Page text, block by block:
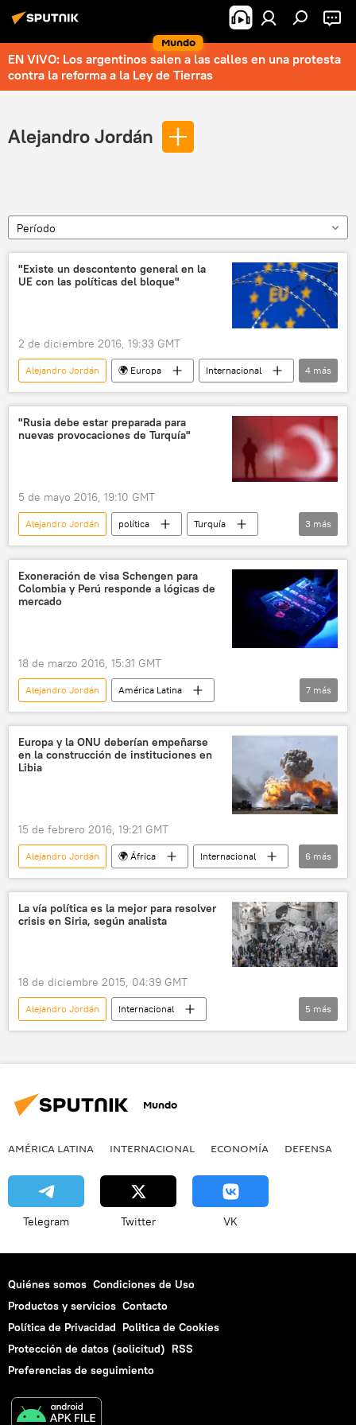
Mundo
EN VIVO: Los argentinos salen a las calles en una protesta
contra la reforma a la Ley de Tierras
Alejandro Jordán
Período
"Existe un descontento general en la
UE con las políticas del bloque"
2 de diciembre 2016, 19:33 GMT
Alejandro Jordán 🌍 Europa
Internacional
política
referéndum
Unión Europea (UE)
noticias
4 más
"Rusia debe estar preparada para
nuevas provocaciones de Turquía"
5 de mayo 2016, 19:10 GMT
Alejandro Jordán política
Turquía
provocaciones
Rusia noticias
3 más
Exoneración de visa Schengen para
Colombia y Perú responde a lógicas de
mercado
18 de marzo 2016, 15:31 GMT
Alejandro Jordán
América Latina
Internacional
Colombia
Perú
Tratado de Schengen
visados
Unión Europea (UE)
noticias
7 más
Europa y la ONU deberían empeñarse
en la construcción de instituciones en
Libia
15 de febrero 2016, 19:21 GMT
Alejandro Jordán 🌍 África
Internacional
Libia
EEUU ONU
Rusia
Unión Europea (UE)
6 más
La vía política es la mejor para resolver
crisis en Siria, según analista
18 de diciembre 2015, 04:39 GMT
Alejandro Jordán
Internacional
🌍 Oriente Medio
Siria
arreglo
5 más
Mundo
AMÉRICA LATINA INTERNACIONAL ECONOMÍA DEFENSA
Telegram Twitter VK
Quiénes somos Condiciones de Uso
Productos y servicios Contacto
Política de Privacidad Politica de Cookies
Protección de datos (solicitud) RSS
Preferencias de seguimiento